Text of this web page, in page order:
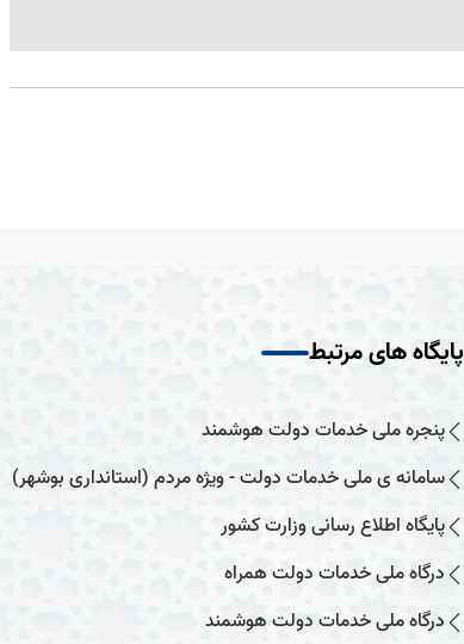
پایگاه های مرتبط
پنجره ملی خدمات دولت هوشمند
سامانه ی ملی خدمات دولت - ویژه مردم (استانداری بوشهر)
پایگاه اطلاع رسانی وزارت کشور
درگاه ملی خدمات دولت همراه
درگاه ملی خدمات دولت هوشمند